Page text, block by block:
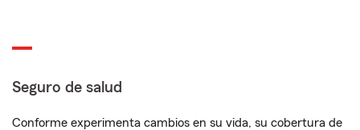
Seguro de salud
Conforme experimenta cambios en su vida, su cobertura de